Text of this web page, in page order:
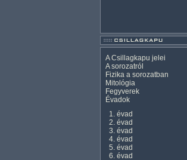
A Csillagkapu jelei
A sorozatról
Fizika a sorozatban
Mitológia
Fegyverek
Évadok
1. évad
2. évad
3. évad
4. évad
5. évad
6. évad